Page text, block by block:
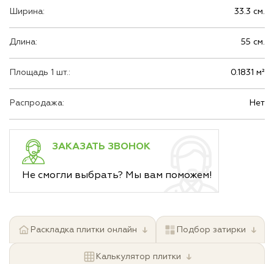
Ширина: 33.3 см.
Длина: 55 см.
Площадь 1 шт.: 0.1831 м²
Распродажа: Нет
ЗАКАЗАТЬ ЗВОНОК
Не смогли выбрать? Мы вам поможем!
Раскладка плитки онлайн ↓ Подбор затирки ↓
Калькулятор плитки ↓